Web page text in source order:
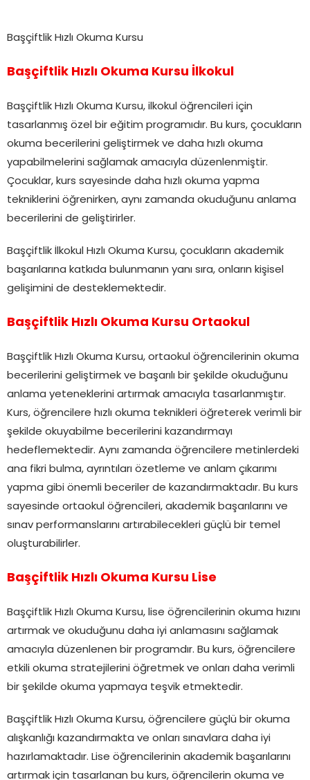
Başçiftlik Hızlı Okuma Kursu
Başçiftlik Hızlı Okuma Kursu İlkokul
Başçiftlik Hızlı Okuma Kursu, ilkokul öğrencileri için
tasarlanmış özel bir eğitim programıdır. Bu kurs, çocukların
okuma becerilerini geliştirmek ve daha hızlı okuma
yapabilmelerini sağlamak amacıyla düzenlenmiştir.
Çocuklar, kurs sayesinde daha hızlı okuma yapma
tekniklerini öğrenirken, aynı zamanda okuduğunu anlama
becerilerini de geliştirirler.
Başçiftlik İlkokul Hızlı Okuma Kursu, çocukların akademik
başarılarına katkıda bulunmanın yanı sıra, onların kişisel
gelişimini de desteklemektedir.
Başçiftlik Hızlı Okuma Kursu Ortaokul
Başçiftlik Hızlı Okuma Kursu, ortaokul öğrencilerinin okuma
becerilerini geliştirmek ve başarılı bir şekilde okuduğunu
anlama yeteneklerini artırmak amacıyla tasarlanmıştır.
Kurs, öğrencilere hızlı okuma teknikleri öğreterek verimli bir
şekilde okuyabilme becerilerini kazandırmayı
hedeflemektedir. Aynı zamanda öğrencilere metinlerdeki
ana fikri bulma, ayrıntıları özetleme ve anlam çıkarımı
yapma gibi önemli beceriler de kazandırmaktadır. Bu kurs
sayesinde ortaokul öğrencileri, akademik başarılarını ve
sınav performanslarını artırabilecekleri güçlü bir temel
oluşturabilirler.
Başçiftlik Hızlı Okuma Kursu Lise
Başçiftlik Hızlı Okuma Kursu, lise öğrencilerinin okuma hızını
artırmak ve okuduğunu daha iyi anlamasını sağlamak
amacıyla düzenlenen bir programdır. Bu kurs, öğrencilere
etkili okuma stratejilerini öğretmek ve onları daha verimli
bir şekilde okuma yapmaya teşvik etmektedir.
Başçiftlik Hızlı Okuma Kursu, öğrencilere güçlü bir okuma
alışkanlığı kazandırmakta ve onları sınavlara daha iyi
hazırlamaktadır. Lise öğrencilerinin akademik başarılarını
artırmak için tasarlanan bu kurs, öğrencilerin okuma ve